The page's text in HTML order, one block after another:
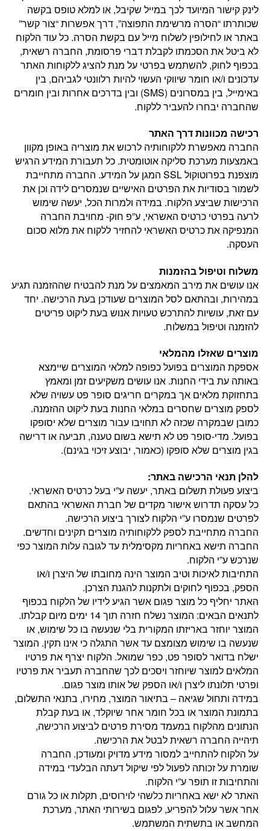
לינק קישור המיועד לכך במייל שקיבל, או למלא טופס בקשה
שכותרתו “הסרה מרשימת התפוצה”, דרך אפשרות “צור קשר”
באתר או לחילופין לשלוח מייל עם בקשת הסרה. כל עוד הלקוח
לא ביטל את הסכמתו לקבלת דברי פרסומת, החברה רשאית,
בכפוף לחוק, להשתמש בפרטי על מנת להציג ללקוחות האתר
עדכונים ו/או חומר שיווקי העשוי להיות רלוונטי לגביהם, בין
באימייל, בין במסרונים (SMS) ובין בדרכים אחרות ובין חומרים
שהחברה יבחרו להעביר ללקוח.
רכישה מכוונות דרך האתר
החברה מאפשרת ללקוחותיה לרכוש את מוצריה באופן מקוון
באמצעות מערכת סליקה אוטומטית. כל תעבורת המידע הרגיש
מוצפנת בפרוטוקול SSL המגן על המידע. החברה מתחייבת
לשמור בסודיות את הפרטים האישיים שנמסרים לידה וכן את
הרכישות שביצע הלקוח. במידה ולמרות הכל, יעשה שימוש
לרעה בפרטי כרטיס האשראי, ע”פ חוק- מחויבת החברה
המנפיקה את כרטיס האשראי להחזיר ללקוח את מלוא סכום
העסקה.
משלוח וטיפול בהזמנות
אנו עושים את מירב המאמצים על מנת להבטיח שההזמנה תגיע
במהירות, ובהתאם לסל המוצרים שעודכן בעת הרכישה. יחד
עם זאת, עושיות להתרכש טעויות אנוש בעת ליקוט פריטים
להזמנה וטיפול במשלוח.
מוצרים שאזלו מהמלאי
אספקת המוצרים בפועל כפופה למלאי המוצרים שיימצא
באותה עת בידי החנות. אנו עושים משקיעים זמן ומאמץ
בתחזוקת מלאים אך במקרים חריגים סופר פט עשויה שלא
לספק מוצרים שחסרים במלאי החנות בעת ליקוט ההזמנה.
כמובן שבמקרה שכזה לא תחויבו עבור מוצרים שלא יסופקו
בפועל. מדי-סופר פט לא תישא בשום טענה, תביעה או דרישה
בגין מוצרים שלא סופקו (כאמור, יבוצע זיכוי בגינם).
להלן תנאי הרכישה באתר:
ביצוע פעולת תשלום באתר, יעשה ע”י בעל כרטיס האשראי.
כל עסקה תדרוש אישור מקדים של חברת האשראי בהתאם
לפרטים שנמסרו ע”י הלקוח לצורך ביצוע הרכישה.
החברה מתחייבת לספק ללקוחותיה מוצרים תקינים וחדשים.
החברה תישא באחריות מקסימלית עד לגובה עלות המוצר כפי
שנרכש ע”י הלקוח.
התחיבות לאיכות וטיב המוצר הינה מחובתו של היצרן ו/או
הספק, בכפוף לחוקים ולתקנות להגנת הצרכן.
האתר יחליף כל מוצר פגום אשר הגיע לידיו של הלקוח בכפוף
לתנאים הבאים: המוצר נשלח חזרה תוך 14 ימים מיום קבלתו.
המוצר יוחזר באריזתו המקורית בלי שנעשה בו כל שימוש, או
שנעשה בו שימוש מצומצם עד אשר התגלה כי אינו תקין. המוצר
ישלח בדואר לסופר פט, כפר שמואל. הלקוח יצרף את פרטיו
המלאים למוצר שיוחזר ויסכים לכך שהחברה תעביר את פרטיו
ופרטי תלונתו ליצרן ו/או הספק של אותו מוצר פגום.
במידה ותחול שגיאה – בתיאור המוצר, מחירו, בתנאי התשלום,
בתמונת המוצר או בכל חומר אחר שיוקלד, או בעת קבלת
הנתונים מהלקוח במעמד מסירת פרטים לביצוע הרכישה,
תיהייה החברה רשאית לבטל את הרכישה.
על הלקוח להתחייב למסור מידע מדויק ומעודכן. החברה
שומרת על זכותה לפעול לפי שיקול דעתה הבלעדי במידה
והתחיבות זו תופר ע”י הלקוח.
האתר לא ישא באחריות כלשהי לוירוסים, תקלות או כל גורם
אחר אשר עלול להפריע, לפגום בשירותי האתר, מערכת
המחשב או בתשתית המשתמש.